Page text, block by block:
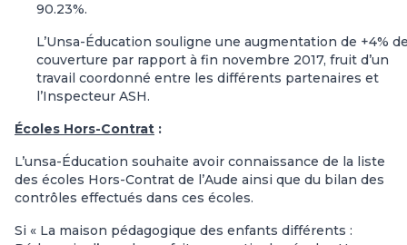
90.23%.
L’Unsa-Éducation souligne une augmentation de +4%
couverture par rapport à fin novembre 2017, fruit d’un
travail coordonné entre les différents partenaires et
l’Inspecteur ASH.
Écoles Hors-Contrat :
L’unsa-Éducation souhaite avoir connaissance de la liste
des écoles Hors-Contrat de l’Aude ainsi que du bilan des
contrôles effectués dans ces écoles.
Si « La maison pédagogique des enfants différents :